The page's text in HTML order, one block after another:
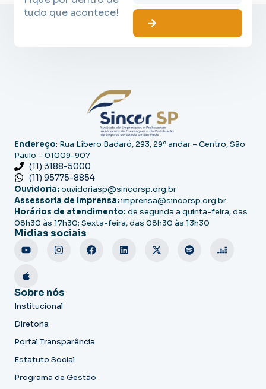
tudo que acontece!
Endereço: Rua Líbero Badaró, 293, 29º andar – Centro, São
Paulo – 01009-907
(11) 3188-5000
(11) 95775-8854
Ouvidoria: ouvidoriasp@sincorsp.org.br
Assessoria de Imprensa: imprensa@sincorsp.org.br
Horários de atendimento: de segunda a quinta-feira, das
08h30 às 17h30; Sexta-feira, das 08h30 às 13h30
Mídias sociais
Sobre nós
Institucional
Diretoria
Portal Transparência
Estatuto Social
Programa de Gestão